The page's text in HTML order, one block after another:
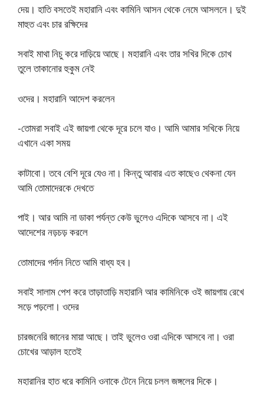
দেয়। হাতি বসতেই মহারানি এবং কামিনি আসন থেকে নেমে আসলনে। দুই
মাহুত এবং চার রক্ষিদের
সবাই মাথা নিচু করে দাড়িয়ে আছে। মহারানি এবং তার সখির দিকে চোখ
তুলে তাকানাের হুকুম নেই
ওদের। মহারানি আদেশ করলেন
-তােমরা সবাই এই জায়গা থেকে দূরে চলে যাও। আমি আমার সখিকে নিয়ে
এখানে একা সময়
কাটাবাে। তবে বেশি দূরে যেও না। কিন্তু আবার এত কাছেও থেকনা যেন
আমি তােমাদেরকে দেখতে
পাই। আর আমি না ডাকা পর্যন্ত কেউ ভুলেও এদিকে আসবে না। এই
আদেশের নড়চড় করলে
তােমাদের গর্দান নিতে আমি বাধ্য হব।
সবাই সালাম পেশ করে তাড়াতাড়ি মহারানি আর কামিনিকে ওই জায়গায় রেখে
সড়ে পড়লাে। ওদের
চারজনেরি জানের মায়া আছে। তাই ভুলেও ওরা এদিকে আসবে না। ওরা
চোখের আড়াল হতেই
মহারানির হাত ধরে কামিনি ওনাকে টেনে নিয়ে চলল জঙ্গলের দিকে।